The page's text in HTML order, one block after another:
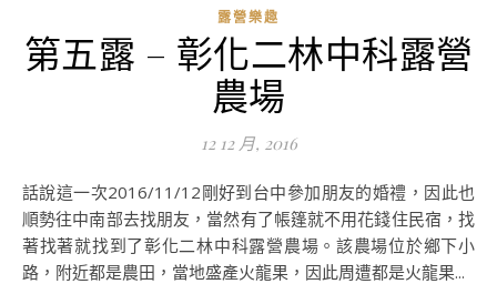
露營樂趣
第五露 – 彰化二林中科露營
農場
12 12 月, 2016
話說這一次2016/11/12剛好到台中參加朋友的婚禮，因此也
順勢往中南部去找朋友，當然有了帳篷就不用花錢住民宿，找
著找著就找到了彰化二林中科露營農場。該農場位於鄉下小
路，附近都是農田，當地盛產火龍果，因此周遭都是火龍果...